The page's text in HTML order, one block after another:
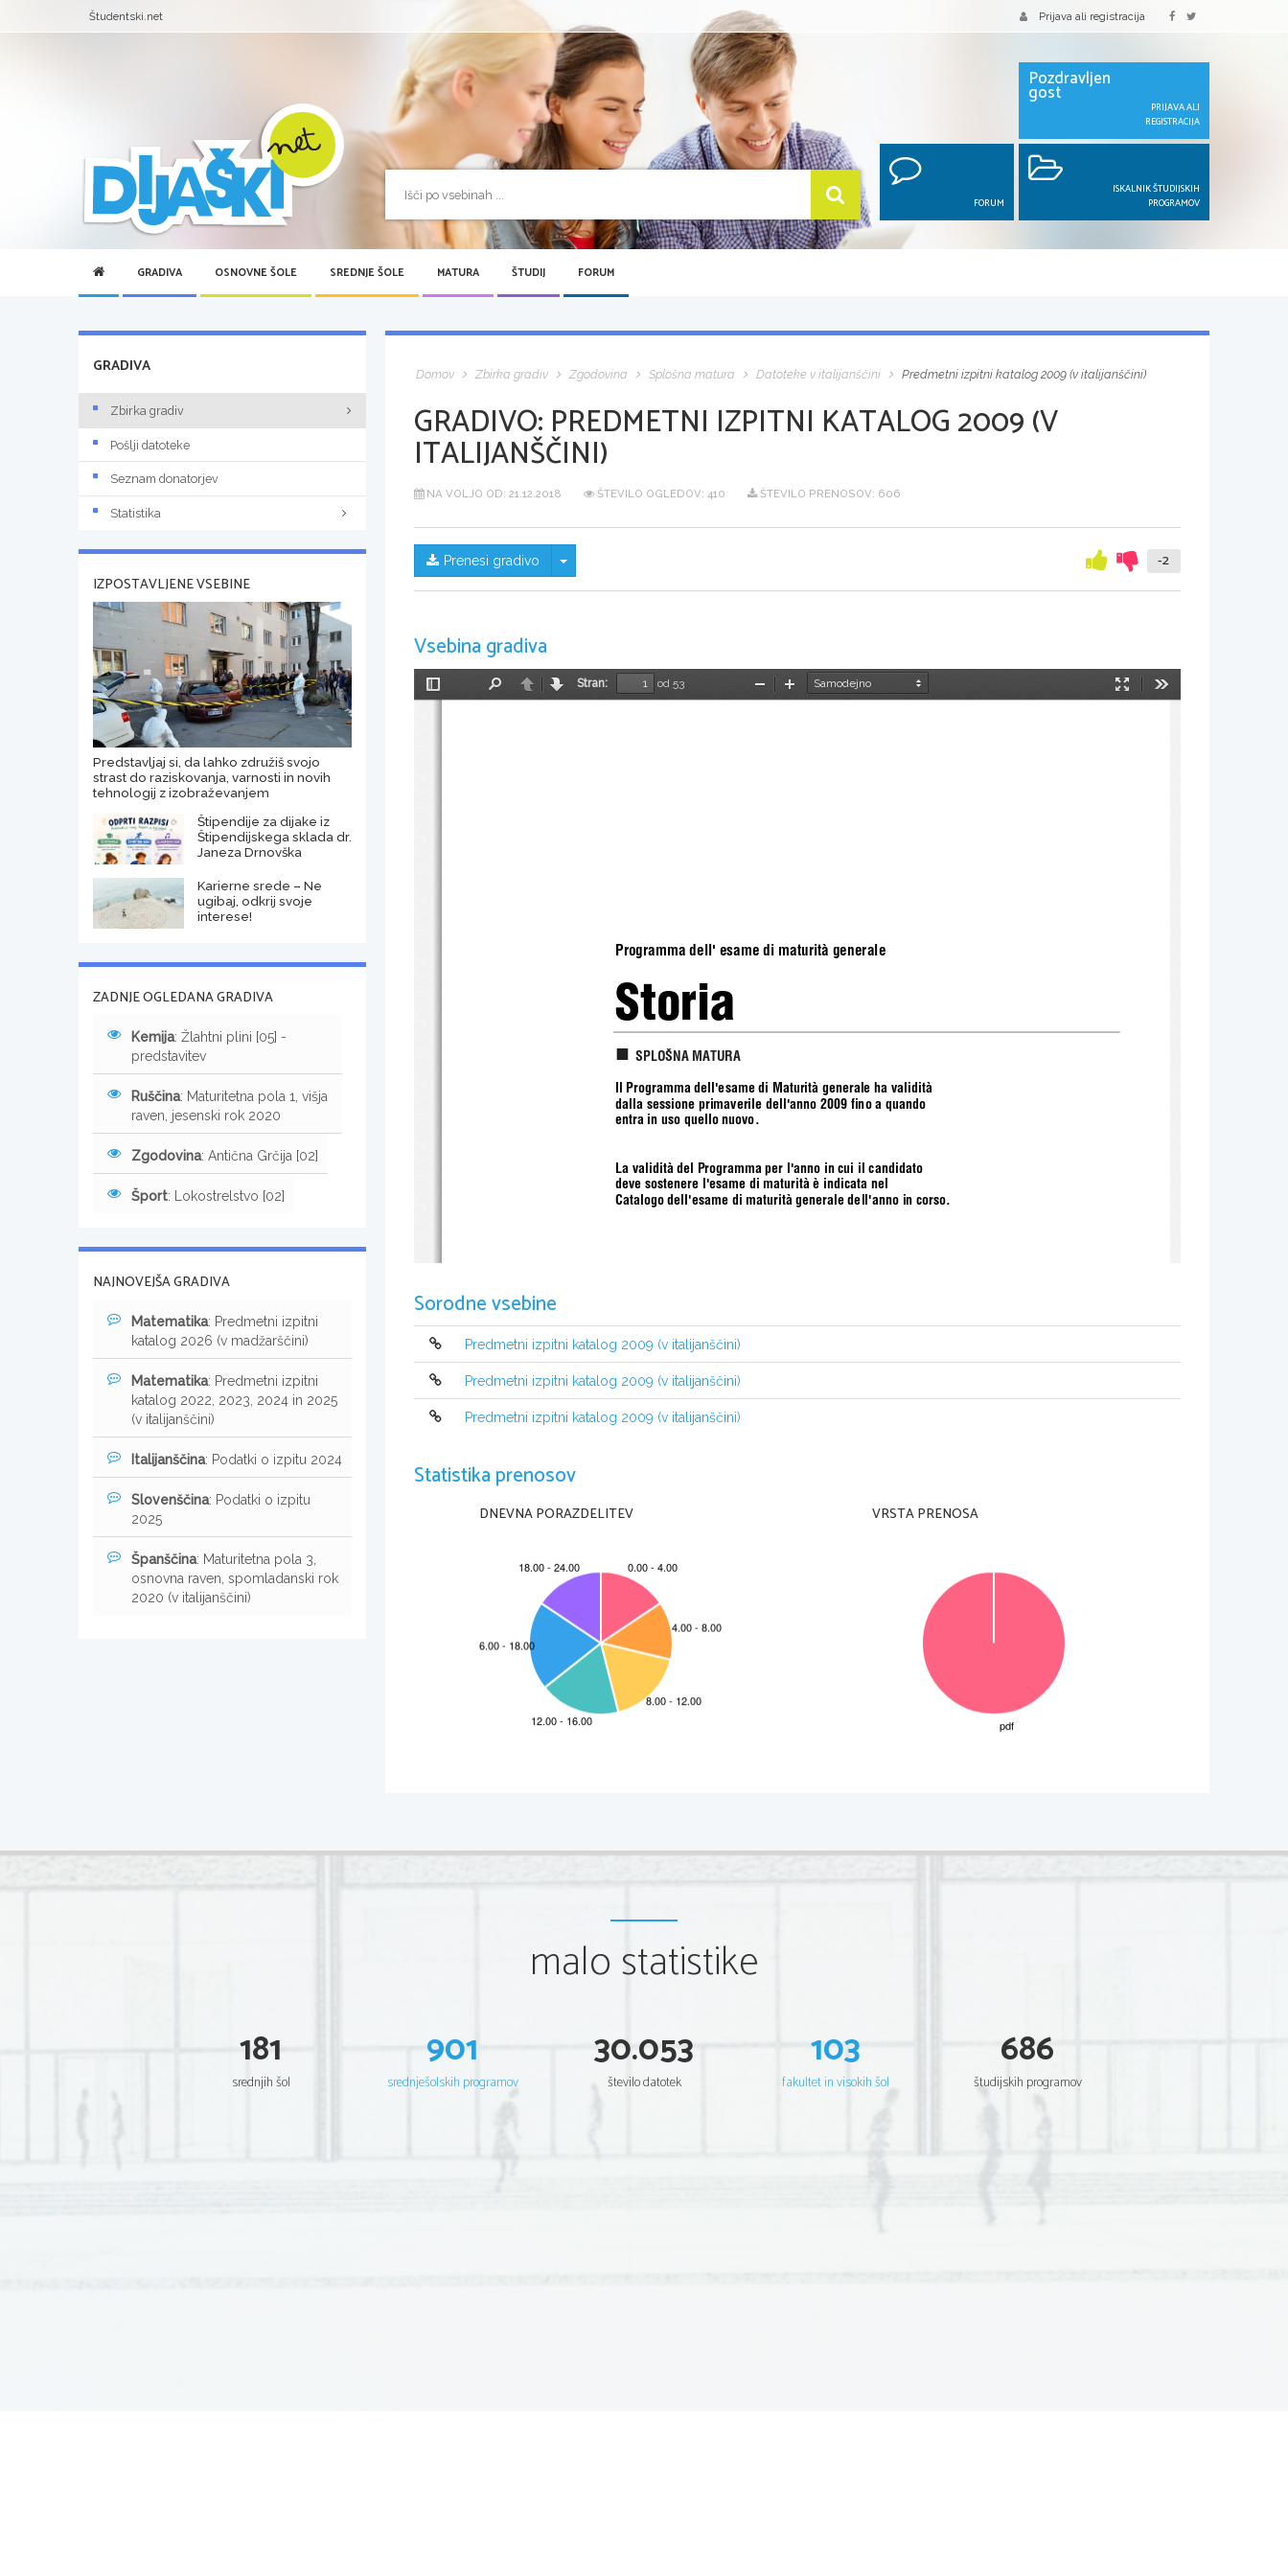
Študentski.net Prijava ali registracija
Pozdravljen
gost
PRIJAVA ALI
REGISTRACIJA
FORUM
ISKALNIK ŠTUDIJSKIH
PROGRAMOV
GRADIVA OSNOVNE ŠOLE SREDNJE ŠOLE MATURA ŠTUDIJ FORUM
Domov Zbirka gradiv Zgodovina Splošna matura Datoteke v italijanščini Predmetni izpitni katalog 2009 (v italijanščini)
GRADIVO:PREDMETNI IZPITNI KATALOG 2009 (V
ITALIJANŠČINI)
NA VOLJO OD: 21.12.2018 ŠTEVILO OGLEDOV: 410 ŠTEVILO PRENOSOV: 606
Prenesi gradivo Skrij/prikaži meni -2
Vsebina gradiva
Preklopi
NazajNaprej
Stran:
od 53
Način
PomanjšajPovečaj
Programma dell' esame di maturità generale
Storia
SPLOŠNA MATURA
Il Programma dell'esame di Maturità generale ha validità
dalla sessione primaverile dell'anno 2009 fino a quando
entra in uso quello nuovo.
La validità del Programma per l'anno in cui il candidato
deve sostenere l'esame di maturità è indicata nel
Catalogo dell'esame di maturità generale dell'anno in corso.
Ljubljana 2007
Sorodne vsebine
Predmetni izpitni katalog 2009 (v italijanščini)
Predmetni izpitni katalog 2009 (v italijanščini)
Predmetni izpitni katalog 2009 (v italijanščini)
Statistika prenosov
DNEVNA PORAZDELITEV VRSTA PRENOSA
GRADIVA
Zbirka gradiv
Pošlji datoteke
Seznam donatorjev
Statistika
IZPOSTAVLJENE VSEBINE
Predstavljaj si, da lahko združiš svojo
strast do raziskovanja, varnosti in novih
tehnologij z izobraževanjem
Štipendije za dijake iz
Štipendijskega sklada dr.
Janeza Drnovška
Karierne srede – Ne
ugibaj, odkrij svoje
interese!
ZADNJE OGLEDANA GRADIVA
Kemija: Žlahtni plini [05] -
predstavitev
Ruščina: Maturitetna pola 1, višja
raven, jesenski rok 2020
Zgodovina: Antična Grčija [02]
Šport: Lokostrelstvo [02]
NAJNOVEJŠA GRADIVA
Matematika: Predmetni izpitni
katalog 2026 (v madžarščini)
Matematika: Predmetni izpitni
katalog 2022, 2023, 2024 in 2025
(v italijanščini)
Italijanščina: Podatki o izpitu 2024
Slovenščina: Podatki o izpitu
2025
Španščina: Maturitetna pola 3,
osnovna raven, spomladanski rok
2020 (v italijanščini)
malo statistike
181
srednjih šol
901
srednješolskih programov
30.053
število datotek
103
fakultet in visokih šol
686
študijskih programov